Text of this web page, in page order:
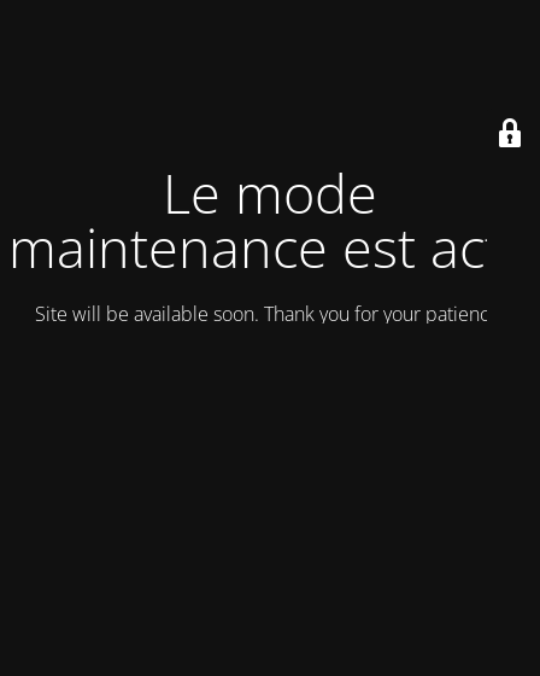
Le mode
maintenance est actif
Site will be available soon. Thank you for your patience!